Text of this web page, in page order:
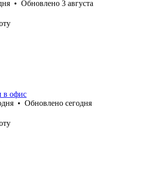
• Обновлено 3 августа
в офис
• Обновлено сегодня